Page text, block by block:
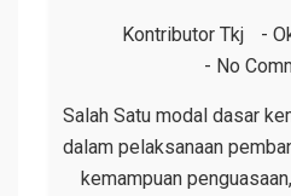
Kontributor Tkj
No
Salah Satu modal dasar
dalam pelaksanaan
kemampuan